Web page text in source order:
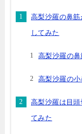
高梨沙羅の鼻
してみた
高梨沙羅の鼻
高梨沙羅の
高梨沙羅は目
てみた